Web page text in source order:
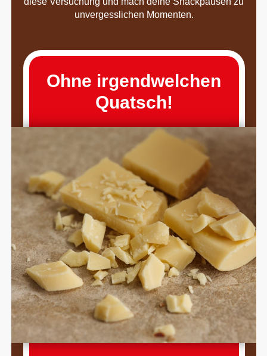
unvergesslichen Momenten.
Ohne irgendwelchen
Quatsch!